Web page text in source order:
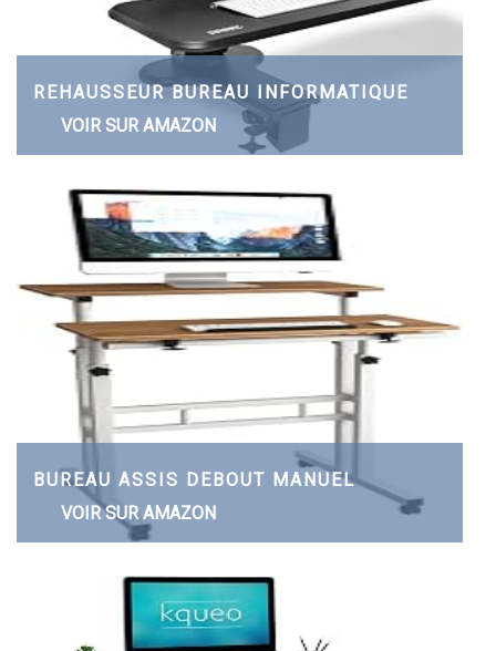
REHAUSSEUR BUREAU INFORMATIQUE
VOIR SUR AMAZON
BUREAU ASSIS DEBOUT MANUEL
VOIR SUR AMAZON